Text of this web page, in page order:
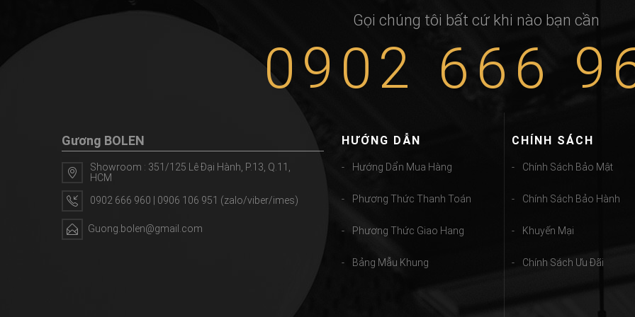
Gọi chúng tôi bất cứ khi nào bạn cần
0902 666
Gương BOLEN
Showroom : 351/125 Lê Đại Hành, P.13, Q.11,
HCM
0902 666 960 | 0906 106 951 (zalo/viber/imes)
Guong.bolen@gmail.com
HƯỚNG DẪN
Hướng Dẩn Mua Hàng
Phương Thức Thanh Toán
Phương Thức Giao Hang
Bảng Mẫu Khung
CHÍNH SÁCH
Chính Sách Bảo Mật
Chính Sách Bảo Hành
Khuyến Mại
Chính Sách Ưu Đãi